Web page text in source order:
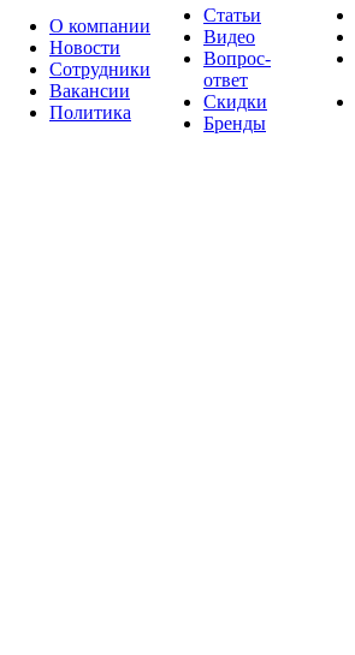
О компании
Новости
Сотрудники
Вакансии
Политика
Статьи
Видео
Вопрос-
ответ
Скидки
Бренды